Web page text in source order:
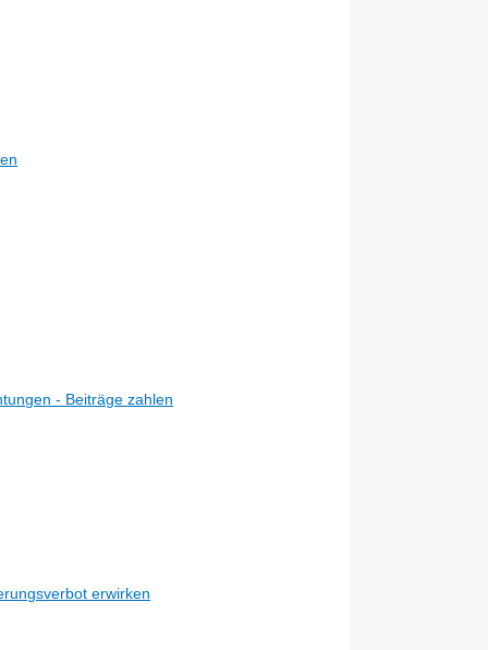
- Beiträge zahlen
erwirken